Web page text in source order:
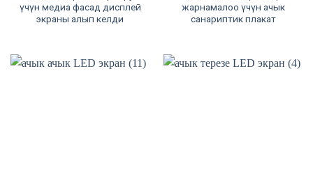
үчүн медиа фасад дисплей
экраны алып келди
жарнамалоо үчүн ачык
санариптик плакат